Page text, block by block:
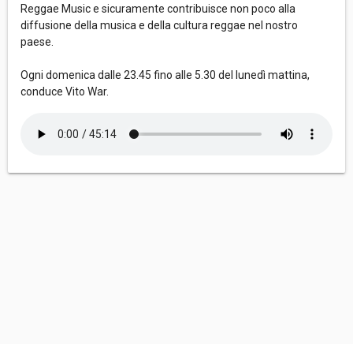
Reggae Music e sicuramente contribuisce non poco alla
diffusione della musica e della cultura reggae nel nostro
paese.
Ogni domenica dalle 23.45 fino alle 5.30 del lunedì mattina,
conduce Vito War.